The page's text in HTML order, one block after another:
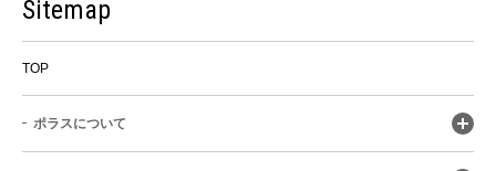
Sitemap
TOP
ポラスについて